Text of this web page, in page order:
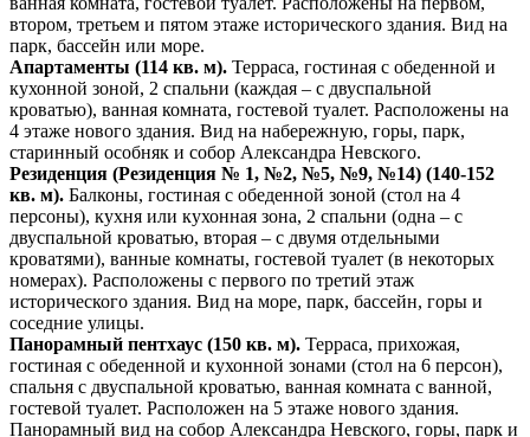
втором, третьем и пятом этаже исторического здания. Вид на
парк, бассейн или море.
Апартаменты (114 кв. м). Терраса, гостиная с обеденной и
кухонной зоной, 2 спальни (каждая – с двуспальной
кроватью), ванная комната, гостевой туалет. Расположены на
4 этаже нового здания. Вид на набережную, горы, парк,
старинный особняк и собор Александра Невского.
Резиденция (Резиденция № 1, №2, №5, №9, №14) (140-152
кв. м). Балконы, гостиная с обеденной зоной (стол на 4
персоны), кухня или кухонная зона, 2 спальни (одна – с
двуспальной кроватью, вторая – с двумя отдельными
кроватями), ванные комнаты, гостевой туалет (в некоторых
номерах). Расположены с первого по третий этаж
исторического здания. Вид на море, парк, бассейн, горы и
соседние улицы.
Панорамный пентхаус (150 кв. м). Терраса, прихожая,
гостиная с обеденной и кухонной зонами (стол на 6 персон),
спальня с двуспальной кроватью, ванная комната с ванной,
гостевой туалет. Расположен на 5 этаже нового здания.
Панорамный вид на собор Александра Невского, горы, парк и